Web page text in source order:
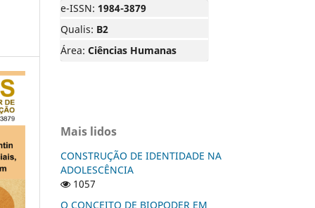
e-ISSN: 1984-3879
Qualis: B2
Área: Ciências Humanas
Mais lidos
CONSTRUÇÃO DE IDENTIDADE NA
ADOLESCÊNCIA
1057
O CONCEITO DE BIOPODER EM